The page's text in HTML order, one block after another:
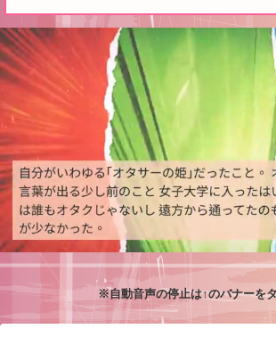
※自動音声の停止は↑のバナーを